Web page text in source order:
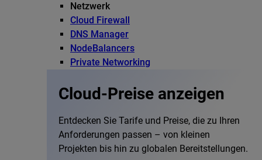
Netzwerk
Cloud Firewall
DNS Manager
NodeBalancers
Private Networking
Cloud-Preise anzeigen
Entdecken Sie Tarife und Preise, die zu Ihren
Anforderungen passen – von kleinen
Projekten bis hin zu globalen Bereitstellungen.